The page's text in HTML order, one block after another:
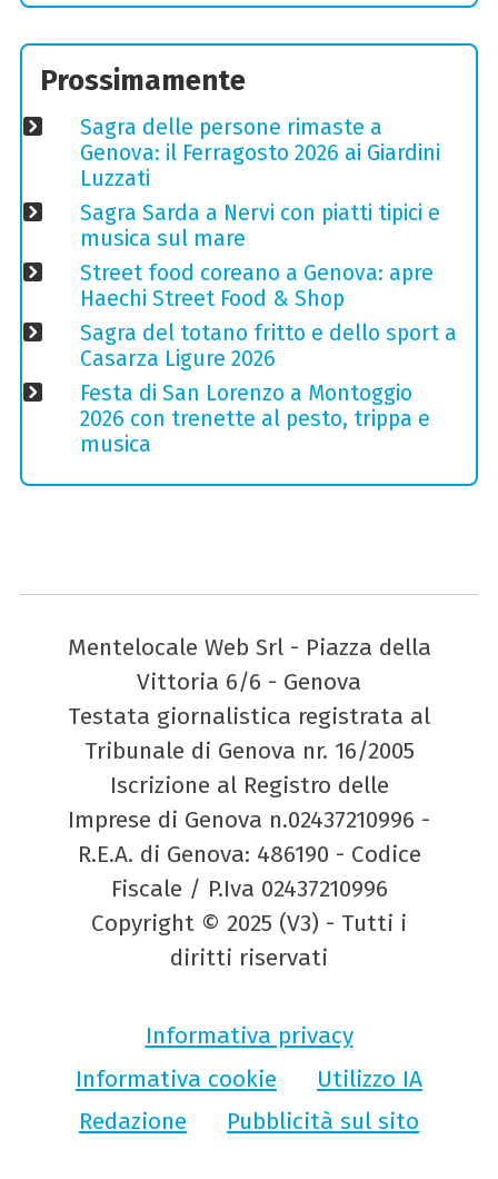
Prossimamente
Sagra delle persone rimaste a
Genova: il Ferragosto 2026 ai Giardini
Luzzati
Sagra Sarda a Nervi con piatti tipici e
musica sul mare
Street food coreano a Genova: apre
Haechi Street Food & Shop
Sagra del totano fritto e dello sport a
Casarza Ligure 2026
Festa di San Lorenzo a Montoggio
2026 con trenette al pesto, trippa e
musica
Mentelocale Web Srl - Piazza della
Vittoria 6/6 - Genova
Testata giornalistica registrata al
Tribunale di Genova nr. 16/2005
Iscrizione al Registro delle
Imprese di Genova n.02437210996 -
R.E.A. di Genova: 486190 - Codice
Fiscale / P.Iva 02437210996
Copyright © 2025 (V3) - Tutti i
diritti riservati
Informativa privacy
Informativa cookie
Utilizzo IA
Redazione
Pubblicità sul sito